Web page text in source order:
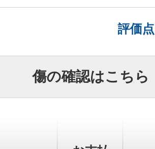
評価
傷の確認はこちら